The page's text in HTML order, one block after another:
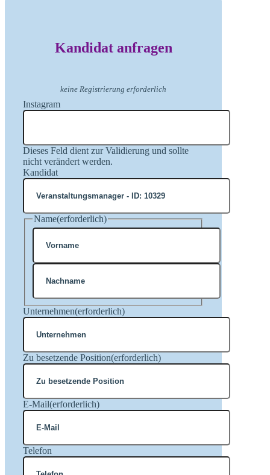
Kandidat anfragen
keine Registrierung erforderlich
Instagram
Dieses Feld dient zur Validierung und sollte
nicht verändert werden.
Kandidat
Name(erforderlich)
Vorname
Nachname
Unternehmen(erforderlich)
Zu besetzende Position(erforderlich)
E-Mail(erforderlich)
Telefon